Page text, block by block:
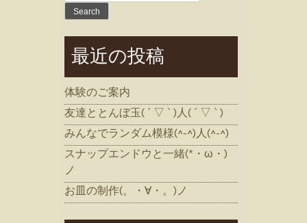
for:
最近の投稿
体験のご案内
友達ととんぼ玉( ´ ▽ ` )人( ´ ▽ ` )
みんなでランダム模様(^-^)人(^-^)
スナップエンドウと一緒(*・ω・)
ノ
お皿の制作(。・∀・。)ノ